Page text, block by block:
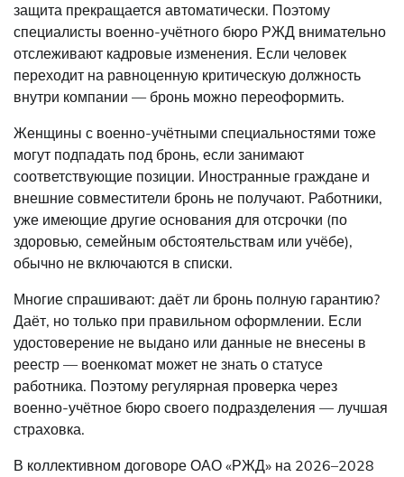
защита прекращается автоматически. Поэтому
специалисты военно-учётного бюро РЖД внимательно
отслеживают кадровые изменения. Если человек
переходит на равноценную критическую должность
внутри компании — бронь можно переоформить.
Женщины с военно-учётными специальностями тоже
могут подпадать под бронь, если занимают
соответствующие позиции. Иностранные граждане и
внешние совместители бронь не получают. Работники,
уже имеющие другие основания для отсрочки (по
здоровью, семейным обстоятельствам или учёбе),
обычно не включаются в списки.
Многие спрашивают: даёт ли бронь полную гарантию?
Даёт, но только при правильном оформлении. Если
удостоверение не выдано или данные не внесены в
реестр — военкомат может не знать о статусе
работника. Поэтому регулярная проверка через
военно-учётное бюро своего подразделения — лучшая
страховка.
В коллективном договоре ОАО «РЖД» на 2026–2028